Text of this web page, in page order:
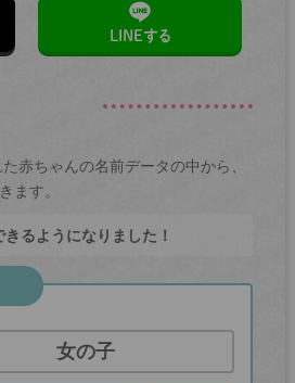
LINEする
赤ちゃんの名前データの中から、
ます。
るようになりました！
女の子